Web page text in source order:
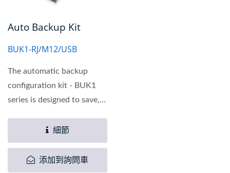
Auto Backup Kit
BUK1-RJ/M12/USB
The automatic backup
configuration kit - BUK1
series is designed to save,
細節
添加到詢問車